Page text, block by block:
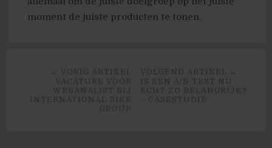
moment de juiste producten te tonen.
VOLGEND ARTIKEL →
IS EEN A/B-TEST NU
ECHT ZO BELANGRIJK?
– CASESTUDIE
← VORIG ARTIKEL
VACATURE VOOR
WEBANALIST BIJ
INTERNATIONAL BIKE
GROUP